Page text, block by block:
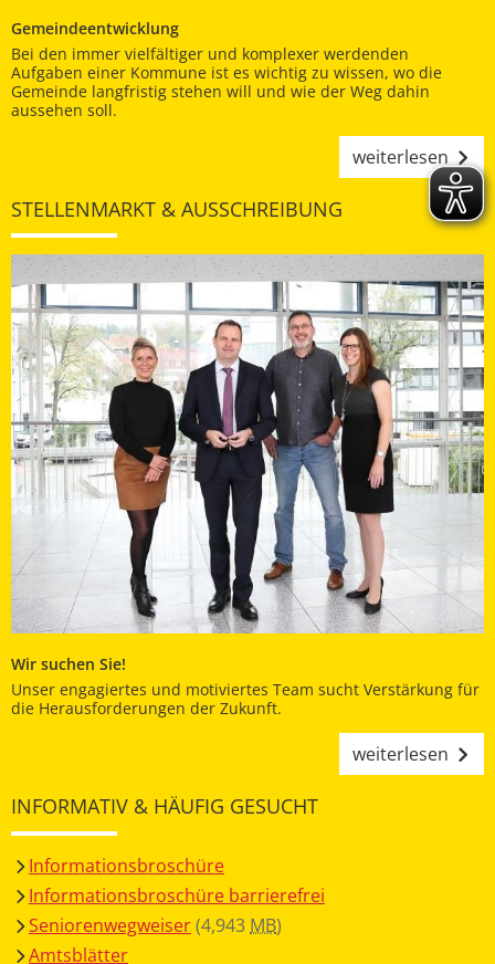
Gemeindeentwicklung
Bei den immer vielfältiger und komplexer werdenden
Aufgaben einer Kommune ist es wichtig zu wissen, wo die
Gemeinde langfristig stehen will und wie der Weg dahin
aussehen soll.
weiterlesen
STELLENMARKT & AUSSCHREIBUNG
Wir suchen Sie!
Unser engagiertes und motiviertes Team sucht Verstärkung für
die Herausforderungen der Zukunft.
weiterlesen
INFORMATIV & HÄUFIG GESUCHT
Informationsbroschüre
Informationsbroschüre barrierefrei
Seniorenwegweiser(4,943 MB)
Amtsblätter